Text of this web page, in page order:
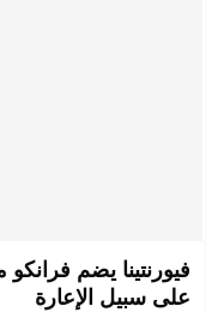
فيورنتينا يضم
على سبيل الإعارة